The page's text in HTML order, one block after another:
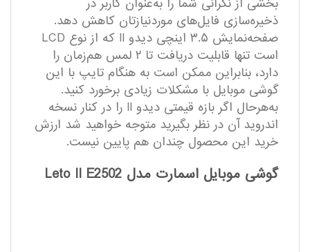
ذخیره‌سازی فایل‌های موردنیازتان کاهش دهد.
صفحه‌نمایش ۳.۵ اینچی دیدو II که از نوع LCD
است تنها قابلیت دریافت تا ۲ لمس هم‌زمان را
دارد، بنابراین ممکن است به هنگام تایپ با این
گوشی موبایل با مشکلات زیادی برخورد کنید.
به‌هرحال اگر بازه قیمتی دیدو II را در کنار نسخه
اندروید آن در نظر بگیرید متوجه خواهید شد ارزش
خرید این محصول چندان هم پایین نیست.
گوشی موبایل اسمارت مدل Leto II E2502